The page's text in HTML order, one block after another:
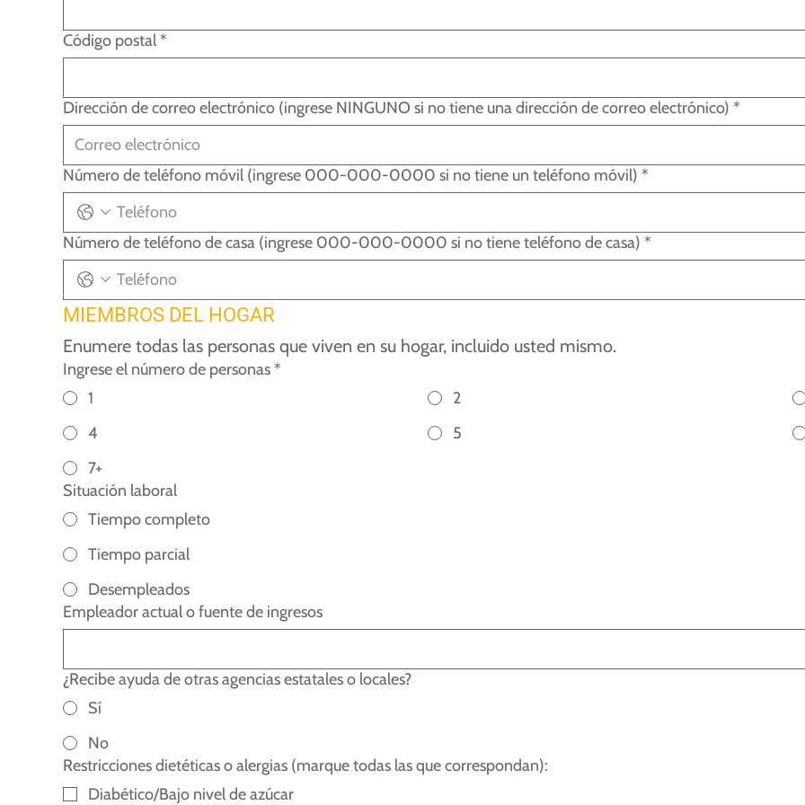
Código postal*
Dirección de correo electrónico (ingrese NINGUNO si no tiene una dirección de correo electrónico) *
Número de teléfono móvil (ingrese 000-000-0000 si no tiene un teléfono móvil) *
Número de teléfono de casa (ingrese 000-000-0000 si no tiene teléfono de casa) *
MIEMBROS DEL HOGAR
Enumere todas las personas que viven en su hogar, incluido usted mismo.
Ingrese el número de personas*
1
2
4
5
7+
Situación laboral
Tiempo completo
Tiempo parcial
Desempleados
Empleador actual o fuente de ingresos
¿Recibe ayuda de otras agencias estatales o locales?
Sí
No
Restricciones dietéticas o alergias (marque todas las que correspondan):
Diabético/Bajo nivel de azúcar